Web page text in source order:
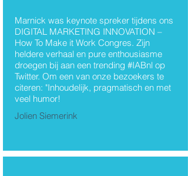
Marnick was keynote spreker tijdens ons
DIGITAL MARKETING INNOVATION –
How To Make it Work Congres. Zijn
heldere verhaal en pure enthousiasme
droegen bij aan een trending #IABnl op
Twitter. Om een van onze bezoekers te
citeren: "Inhoudelijk, pragmatisch en met
veel humor!
Jolien Siemerink